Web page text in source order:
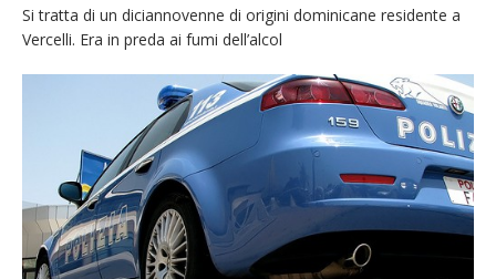
incendio di sterpaglie a Caresanablot
Asl Vc: arrivano i nuovi totem multifunzionali
per i pagamenti delle prestazioni
Tanti fedeli in duomo per S. Eusebio. Mons.
Baturi: «Quel legame profondo tra le Chiese
di Vercelli e Cagliari»
Dieci anni fa l’ingresso a Vercelli
dell’arcivescovo mons. Marco Arnolfo
Si tratta di un diciannovenne di origini dominicane residente a
Vercelli. Era in preda ai fumi dell’alcol